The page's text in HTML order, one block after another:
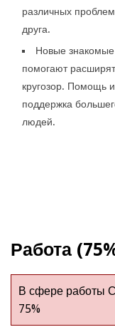
различных
друга.
Новые знакомые
помогают
кругозор. Помощь и
поддержка
людей.
Работа
В сфере работы
75%